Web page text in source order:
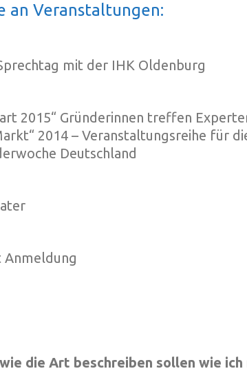
an Veranstaltungen:
mit der IHK Oldenburg
2015“ Gründerinnen treffen
2014 – Veranstaltungsreihe für
Deutschland
Anmeldung
die Art beschreiben sollen wie